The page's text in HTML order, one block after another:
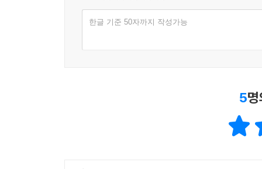
한글 기준 50자까지 작성가능
5